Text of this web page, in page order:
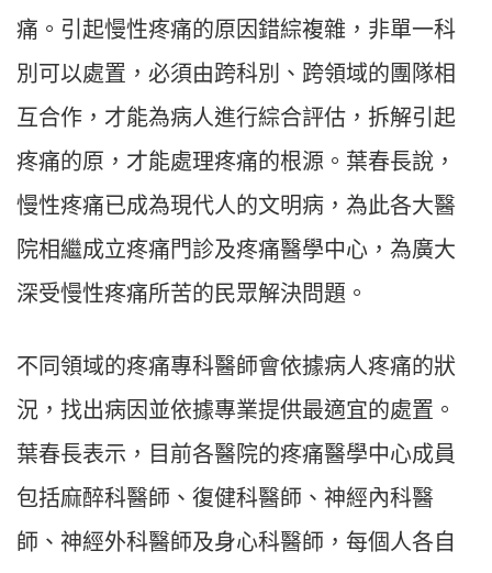
痛。引起慢性疼痛的原因錯綜複雜，非單一科
別可以處置，必須由跨科別、跨領域的團隊相
互合作，才能為病人進行綜合評估，拆解引起
疼痛的原，才能處理疼痛的根源。葉春長說，
慢性疼痛已成為現代人的文明病，為此各大醫
院相繼成立疼痛門診及疼痛醫學中心，為廣大
深受慢性疼痛所苦的民眾解決問題。
不同領域的疼痛專科醫師會依據病人疼痛的狀
況，找出病因並依據專業提供最適宜的處置。
葉春長表示，目前各醫院的疼痛醫學中心成員
包括麻醉科醫師、復健科醫師、神經內科醫
師、神經外科醫師及身心科醫師，每個人各自